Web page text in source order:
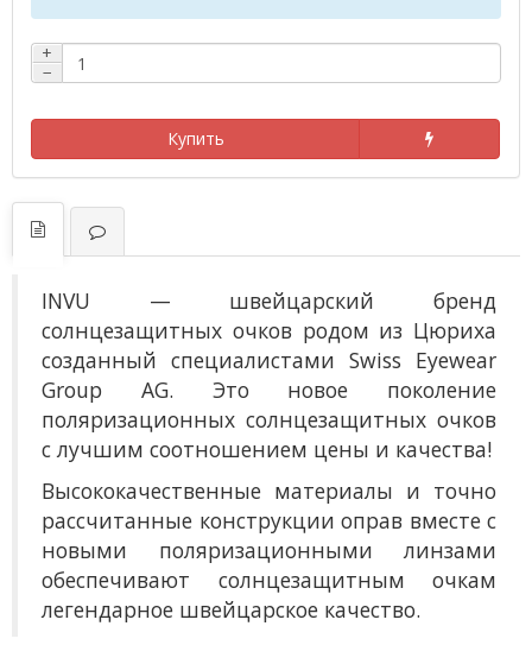
+
−
Купить
INVU — швейцарский бренд
солнцезащитных очков родом из Цюриха
созданный специалистами Swiss Eyewear
Group AG. Это новое поколение
поляризационных солнцезащитных очков
с лучшим соотношением цены и качества!
Высококачественные материалы и точно
рассчитанные конструкции оправ вместе с
новыми поляризационными линзами
обеспечивают солнцезащитным очкам
легендарное швейцарское качество.